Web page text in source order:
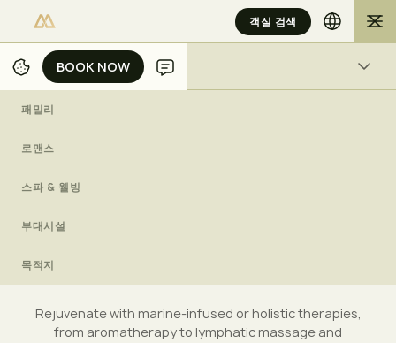
BOOK NOW
BOOK NOW
스파 & 웰빙
패밀리
로맨스
스파 & 웰빙
부대시설
목적지
객실 검색
홈 /발리
R
Rejuvenate with marine-infused or holistic therapies,
from aromatherapy to lymphatic massage and